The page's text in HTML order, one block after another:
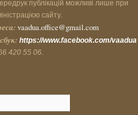
публікацій можливі лише при
сайту.
vaadua.office@gmail.com
https://www.facebook.com/vaadua
420 55 06.